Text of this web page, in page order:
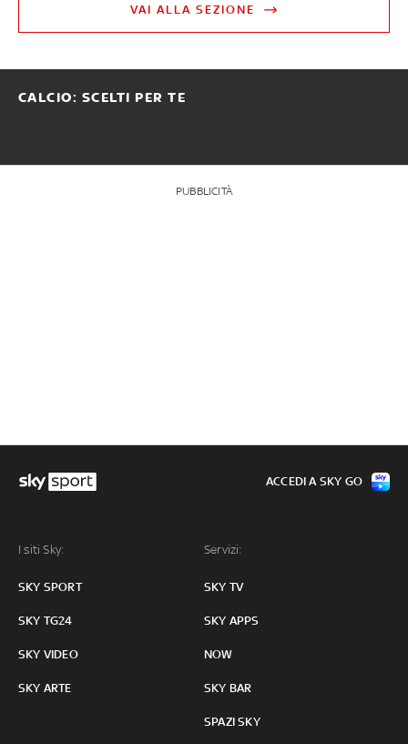
VAI ALLA SEZIONE
CALCIO: SCELTI PER TE
PUBBLICITÀ
I siti Sky:
SKY SPORT
SKY TG24
SKY VIDEO
SKY ARTE
Servizi:
SKY TV
SKY APPS
NOW
SKY BAR
SPAZI SKY
ACCEDI A SKY GO